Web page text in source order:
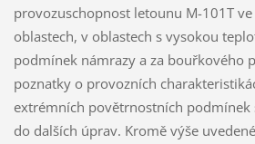
provozuschopnost letounu M-101T
oblastech, v oblastech s vysokou
podmínek námrazy a za bouřkového
poznatky o provozních
extrémních povětrnostních
do dalších úprav. Kromě výše